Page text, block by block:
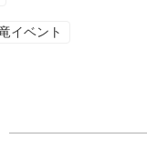
イベント